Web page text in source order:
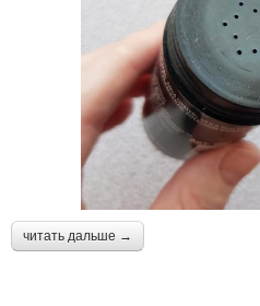
читать дальше →